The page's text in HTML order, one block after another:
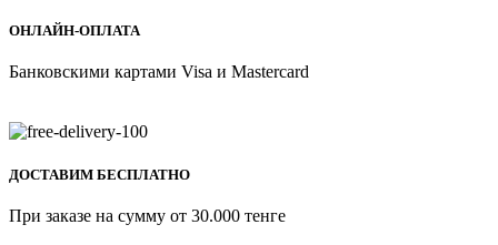
ОНЛАЙН-ОПЛАТА
Банковскими картами Visa и Mastercard
ДОСТАВИМ БЕСПЛАТНО
При заказе на сумму от 30.000 тенге